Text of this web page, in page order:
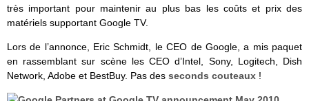
très important pour maintenir au plus bas les coûts et prix des
matériels supportant Google TV.
Lors de l’annonce, Eric Schmidt, le CEO de Google, a mis paquet
en rassemblant sur scène les CEO d’Intel, Sony, Logitech, Dish
Network, Adobe et BestBuy. Pas des seconds couteaux !